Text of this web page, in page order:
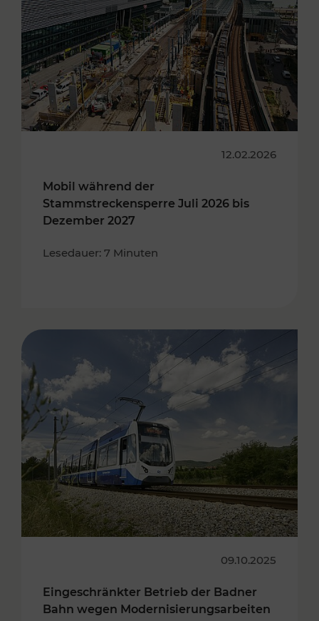
12.02.2026
Mobil während der
Stammstreckensperre Juli 2026 bis
Dezember 2027
Lesedauer: 7 Minuten
09.10.2025
Eingeschränkter Betrieb der Badner
Bahn wegen Modernisierungsarbeiten